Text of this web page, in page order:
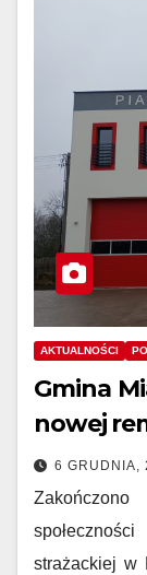
AKTUALNOŚCI
Gmina
nowej
6 GRUDNIA,
strażackiej w